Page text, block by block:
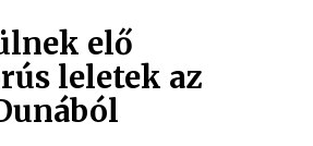
elő
leletek az